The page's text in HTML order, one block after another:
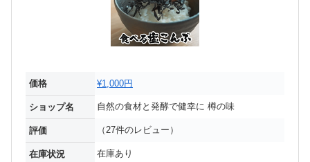
価格 ¥1,000円
ショップ名 自然の食材と発酵で健幸に 樽の味
評価 （27件のレビュー）
在庫状況 在庫あり